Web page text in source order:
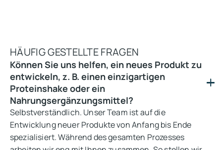
HÄUFIG GESTELLTE FRAGEN
Können Sie uns helfen, ein neues Produkt zu
entwickeln, z. B. einen einzigartigen
Proteinshake oder ein
Nahrungsergänzungsmittel?
Selbstverständlich. Unser Team ist auf die
Entwicklung neuer Produkte von Anfang bis Ende
spezialisiert. Während des gesamten Prozesses